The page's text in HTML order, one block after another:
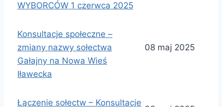
WYBORCÓW 1 czerwca 2025
Konsultacje społeczne –
zmiany nazwy sołectwa
Gałajny na Nowa Wieś
Iławecka
08 maj 2025
Łączenie sołectw – Konsultacje